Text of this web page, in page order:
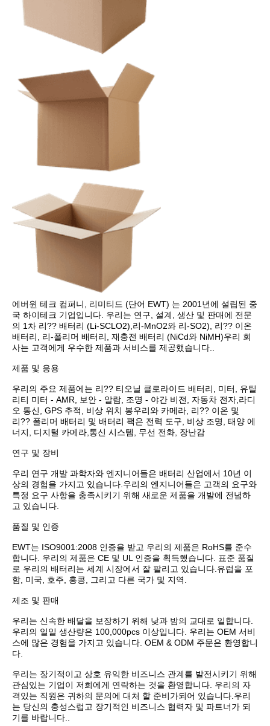
에버윈 테크 컴퍼니, 리미티드 (단어 EWT) 는 2001년에 설립된 중
국 하이테크 기업입니다. 우리는 연구, 설계, 생산 및 판매에 전문
의 1차 리?? 배터리 (Li-SCLO2),리-MnO2와 리-SO2), 리?? 이온
배터리, 리-폴리머 배터리, 재충전 배터리 (NiCd와 NiMH)우리 회
사는 고객에게 우수한 제품과 서비스를 제공했습니다..
제품 및 응용
우리의 주요 제품에는 리?? 티오닐 클로라이드 배터리, 미터, 유틸
리티 미터 - AMR, 보안 - 알람, 조명 - 야간 비전, 자동차 전자,라디
오 통신, GPS 추적, 비상 위치 봉우리와 카메라, 리?? 이온 및
리?? 폴리머 배터리 및 배터리 팩은 전력 도구, 비상 조명, 태양 에
너지, 디지털 카메라,통신 시스템, 무선 전화, 장난감
연구 및 장비
우리 연구 개발 과학자와 엔지니어들은 배터리 산업에서 10년 이
상의 경험을 가지고 있습니다.우리의 엔지니어들은 고객의 요구와
특정 요구 사항을 충족시키기 위해 새로운 제품을 개발에 전념하
고 있습니다.
품질 및 인증
EWT는 ISO9001:2008 인증을 받고 우리의 제품은 RoHS를 준수
합니다. 우리의 제품은 CE 및 UL 인증을 획득했습니다. 표준 품질
로 우리의 배터리는 세계 시장에서 잘 팔리고 있습니다.유럽을 포
함, 미국, 호주, 홍콩, 그리고 다른 국가 및 지역.
제조 및 판매
우리는 신속한 배달을 보장하기 위해 낮과 밤의 교대로 일합니다.
우리의 일일 생산량은 100,000pcs 이상입니다. 우리는 OEM 서비
스에 많은 경험을 가지고 있습니다. OEM & ODM 주문은 환영합니
다.
우리는 장기적이고 상호 유익한 비즈니스 관계를 발전시키기 위해
관심있는 기업이 저희에게 연락하는 것을 환영합니다. 우리의 자
격있는 직원은 귀하의 문의에 대처 할 준비가되어 있습니다.우리
는 당신의 충성스럽고 장기적인 비즈니스 협력자 및 파트너가 되
기를 바랍니다..